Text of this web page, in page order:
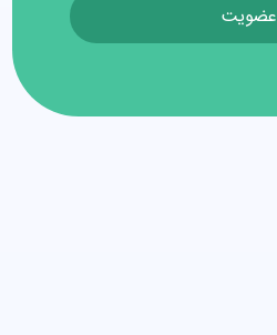
عضویت